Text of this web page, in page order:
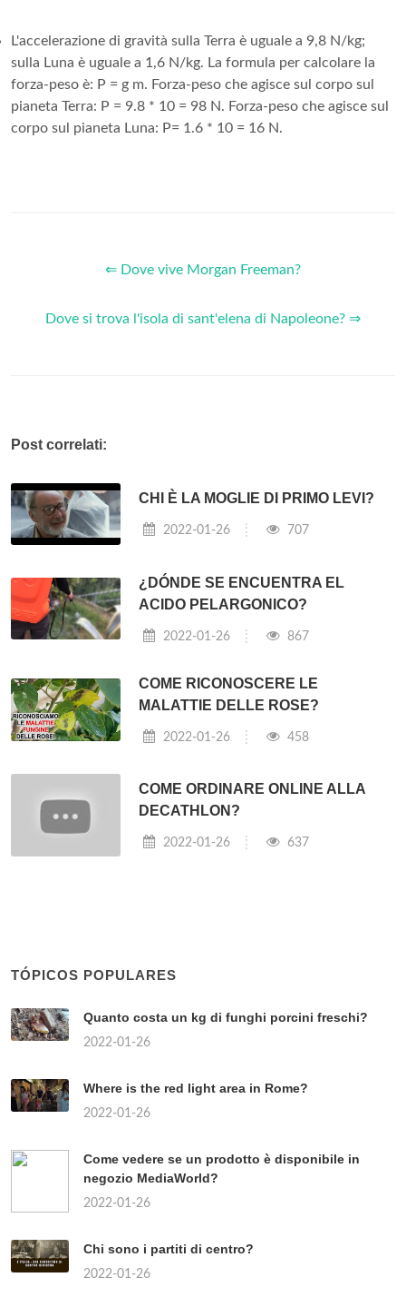
L'accelerazione di gravità sulla Terra è uguale a 9,8 N/kg;
sulla Luna è uguale a 1,6 N/kg. La formula per calcolare la
forza-peso è: P = g m. Forza-peso che agisce sul corpo sul
pianeta Terra: P = 9.8 * 10 = 98 N. Forza-peso che agisce sul
corpo sul pianeta Luna: P= 1.6 * 10 = 16 N.
⇐ Dove vive Morgan Freeman?
Dove si trova l'isola di sant'elena di Napoleone? ⇒
Post correlati:
CHI È LA MOGLIE DI PRIMO LEVI?
2022-01-26 707
¿DÓNDE SE ENCUENTRA EL
ACIDO PELARGONICO?
2022-01-26 867
COME RICONOSCERE LE
MALATTIE DELLE ROSE?
2022-01-26 458
COME ORDINARE ONLINE ALLA
DECATHLON?
2022-01-26 637
TÓPICOS POPULARES
Quanto costa un kg di funghi porcini freschi?
2022-01-26
Where is the red light area in Rome?
2022-01-26
Come vedere se un prodotto è disponibile in
negozio MediaWorld?
2022-01-26
Chi sono i partiti di centro?
2022-01-26